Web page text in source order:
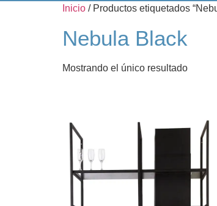
Inicio / Productos etiquetados
Nebula Black
Mostrando el único resultado